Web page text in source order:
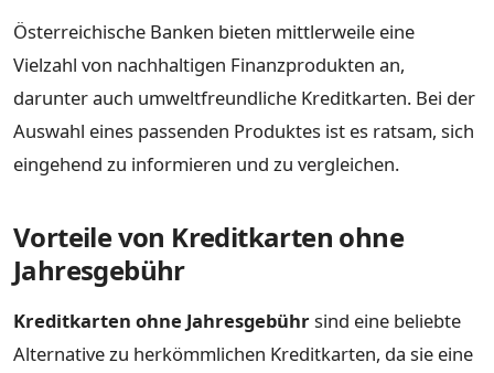
Österreichische Banken bieten mittlerweile eine
Vielzahl von nachhaltigen Finanzprodukten an,
darunter auch umweltfreundliche Kreditkarten. Bei der
Auswahl eines passenden Produktes ist es ratsam, sich
eingehend zu informieren und zu vergleichen.
Vorteile von Kreditkarten ohne
Jahresgebühr
Kreditkarten ohne Jahresgebührsind eine beliebte
Alternative zu herkömmlichen Kreditkarten, da sie eine